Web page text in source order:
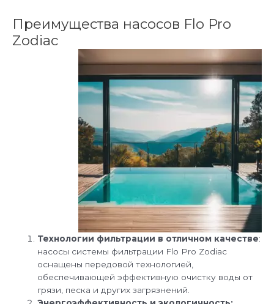
Преимущества насосов Flo Pro
Zodiac
Технологии фильтрации в отличном качестве:
насосы системы фильтрации Flo Pro Zodiac
оснащены передовой технологией,
обеспечивающей эффективную очистку воды от
грязи, песка и других загрязнений.